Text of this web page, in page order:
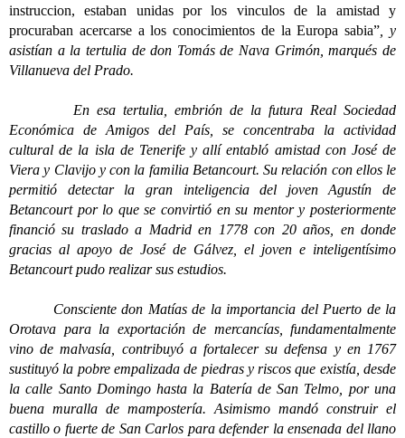
instruccion, estaban unidas por los vinculos de la amistad y
procuraban acercarse a los conocimientos de la Europa sabia” , y
asistían a la tertulia de don Tomás de Nava Grimón, marqués de
Villanueva del Prado.
En esa tertulia, embrión de la futura Real Sociedad
Económica de Amigos del País, se concentraba la actividad
cultural de la isla de Tenerife y allí entabló amistad con José de
Viera y Clavijo y con la familia Betancourt. Su relación con ellos le
permitió detectar la gran inteligencia del joven Agustín de
Betancourt por lo que se convirtió en su mentor y posteriormente
financió su traslado a Madrid en 1778 con 20 años, en donde
gracias al apoyo de José de Gálvez, el joven e inteligentísimo
Betancourt pudo realizar sus estudios.
Consciente don Matías de la importancia del Puerto de la
Orotava para la exportación de mercancías, fundamentalmente
vino de malvasía, contribuyó a fortalecer su defensa y en 1767
sustituyó la pobre empalizada de piedras y riscos que existía, desde
la calle Santo Domingo hasta la Batería de San Telmo, por una
buena muralla de mampostería. Asimismo mandó construir el
castillo o fuerte de San Carlos para defender la ensenada del llano